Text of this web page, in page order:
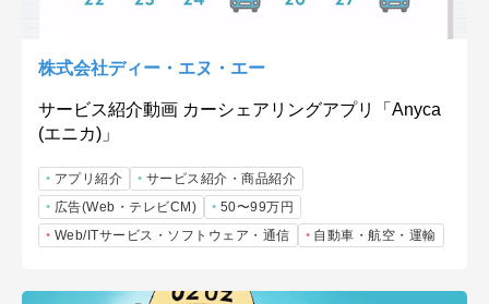
株式会社ディー・エヌ・エー
サービス紹介動画 カーシェアリングアプリ「Anyca
(エニカ)」
アプリ紹介
サービス紹介・商品紹介
広告(Web・テレビCM)
50〜99万円
Web/ITサービス・ソフトウェア・通信
自動車・航空・運輸